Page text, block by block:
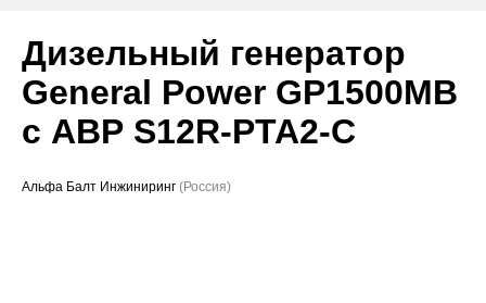
Сервис
Судовое ЭО
Проекты
Дизельный генератор
General Power GP1500MB
с АВР S12R-PTA2-C
Альфа Балт Инжиниринг (Россия)